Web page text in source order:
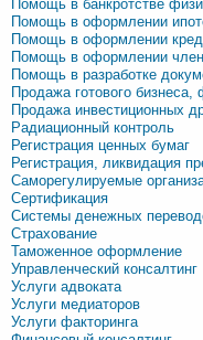
Помощь в банкротстве
Помощь в оформлении
Помощь в оформлении
Помощь в оформлении
Помощь в разработке
Продажа готового бизнеса,
Продажа инвестиционных
Радиационный контроль
Регистрация ценных бумаг
Регистрация, ликвидация
Саморегулируемые
Сертификация
Системы денежных
Страхование
Таможенное оформление
Управленческий консалтинг
Услуги адвоката
Услуги медиаторов
Услуги факторинга